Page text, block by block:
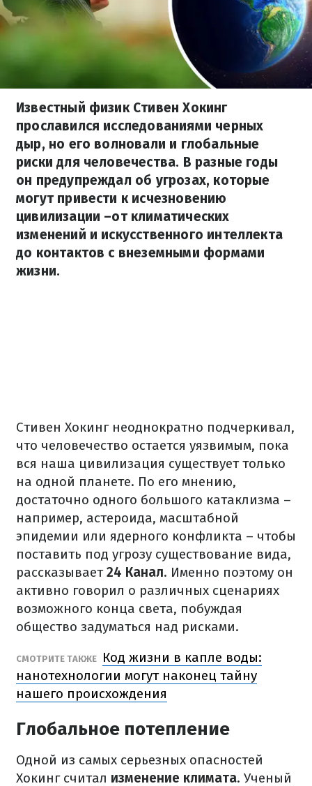
Известный физик Стивен Хокинг
прославился исследованиями черных
дыр, но его волновали и глобальные
риски для человечества. В разные годы
он предупреждал об угрозах, которые
могут привести к исчезновению
цивилизации –от климатических
изменений и искусственного интеллекта
до контактов с внеземными формами
жизни.
Стивен Хокинг неоднократно подчеркивал,
что человечество остается уязвимым, пока
вся наша цивилизация существует только
на одной планете. По его мнению,
достаточно одного большого катаклизма –
например, астероида, масштабной
эпидемии или ядерного конфликта – чтобы
поставить под угрозу существование вида,
рассказывает24 Канал. Именно поэтому он
активно говорил о различных сценариях
возможного конца света, побуждая
общество задуматься над рисками.
СМОТРИТЕ ТАКЖЕ
Код жизни в капле воды:
нанотехнологии могут наконец тайну
нашего происхождения
Глобальное потепление
Одной из самых серьезных опасностей
Хокинг считал изменение климата. Ученый